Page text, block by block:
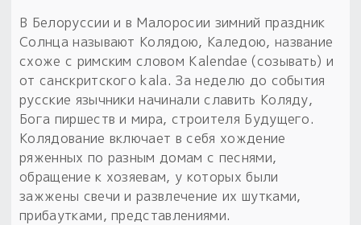
В Белоруссии и в Малоросии зимний праздник
Солнца называют Колядою, Каледою, название
схоже с римским словом Kalendae (созывать) и
от санскритского kala. За неделю до события
русские язычники начинали славить Коляду,
Бога пиршеств и мира, строителя Будущего.
Колядование включает в себя хождение
ряженных по разным домам с песнями,
обращение к хозяевам, у которых были
зажжены свечи и развлечение их шутками,
прибаутками, представлениями.